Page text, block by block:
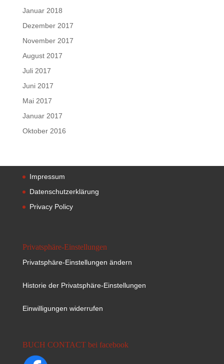
Januar 2018
Dezember 2017
November 2017
August 2017
Juli 2017
Juni 2017
Mai 2017
Januar 2017
Oktober 2016
Impressum
Datenschutzerklärung
Privacy Policy
Privatsphäre-Einstellungen
Privatsphäre-Einstellungen ändern
Historie der Privatsphäre-Einstellungen
Einwilligungen widerrufen
BUCH CONTACT bei facebook